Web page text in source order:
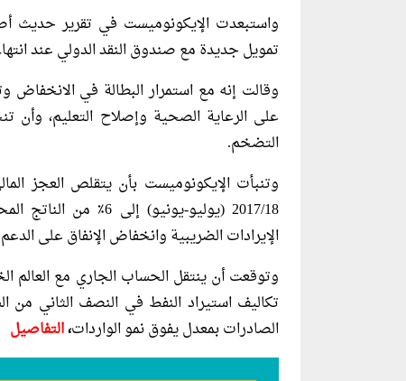
واستبعدت الإيكونوميست في تقرير
تمويل جديدة مع صندوق النقد الدولي عند
وقالت إنه مع استمرار البطالة في
على الرعاية الصحية وإصلاح التعليم، وأن
التضخم.
الإيرادات الضريبية وانخفاض الإنفاق على
تكاليف استيراد النفط في النصف الثاني من
الصادرات بمعدل يفوق نمو الواردات،التفاصيل